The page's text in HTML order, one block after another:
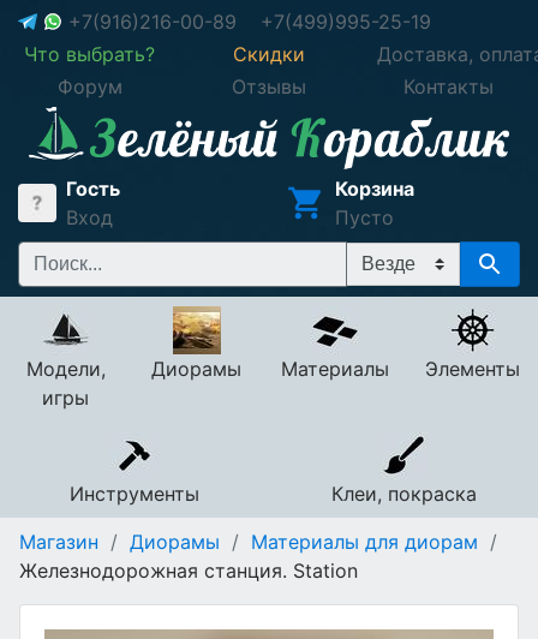
+7(916)216-00-89
+7(499)995-25-19
Что выбрать?
Скидки
Доставка,
Форум
Отзывы Контакты
Гость
Вход
Корзина
Пусто
Модели,
игры
Диорамы Материалы Элементы
Инструменты
Клеи, покраска
Магазин / Диорамы / Материалы для диорам /
Железнодорожная станция. Station